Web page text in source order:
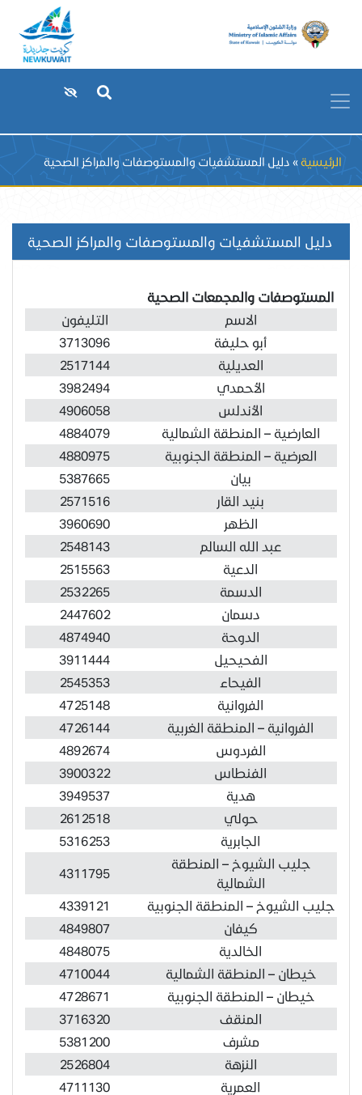
Breadcrumb
الرئيسية دليل المستشفيات والمستوصفات والمراكز الصحية
دليل المستشفيات والمستوصفات والمراكز الصحية
المستوصفات والمجمعات الصحية
الاسم
التليفون
أبو حليفة
3713096
العديلية
2517144
الأحمدي
3982494
الأندلس
4906058
العارضية – المنطقة الشمالية
4884079
العرضية – المنطقة الجنوبية
4880975
بيان
5387665
بنيد القار
2571516
الظهر
3960690
عبد الله السالم
2548143
الدعية
2515563
الدسمة
2532265
دسمان
2447602
الدوحة
4874940
الفحيحيل
3911444
الفيحاء
2545353
الفروانية
4725148
الفروانية – المنطقة الغربية
4726144
الفردوس
4892674
الفنطاس
3900322
هدية
3949537
حولي
2612518
الجابرية
5316253
جليب الشيوخ – المنطقة
الشمالية
4311795
جليب الشيوخ – المنطقة الجنوبية
4339121
كيفان
4849807
الخالدية
4848075
خيطان – المنطقة الشمالية
4710044
خيطان – المنطقة الجنوبية
4728671
المنقف
3716320
مشرف
5381200
النزهة
2526804
العمرية
4711130